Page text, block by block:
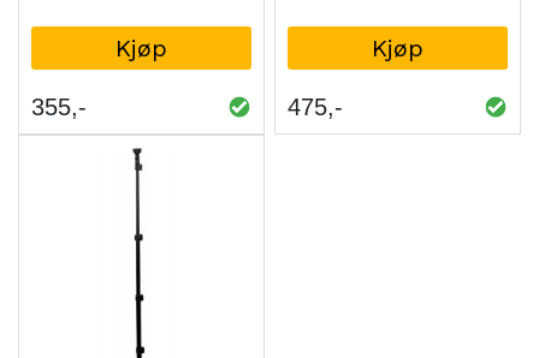
Kjøp
355
Kjøp
475